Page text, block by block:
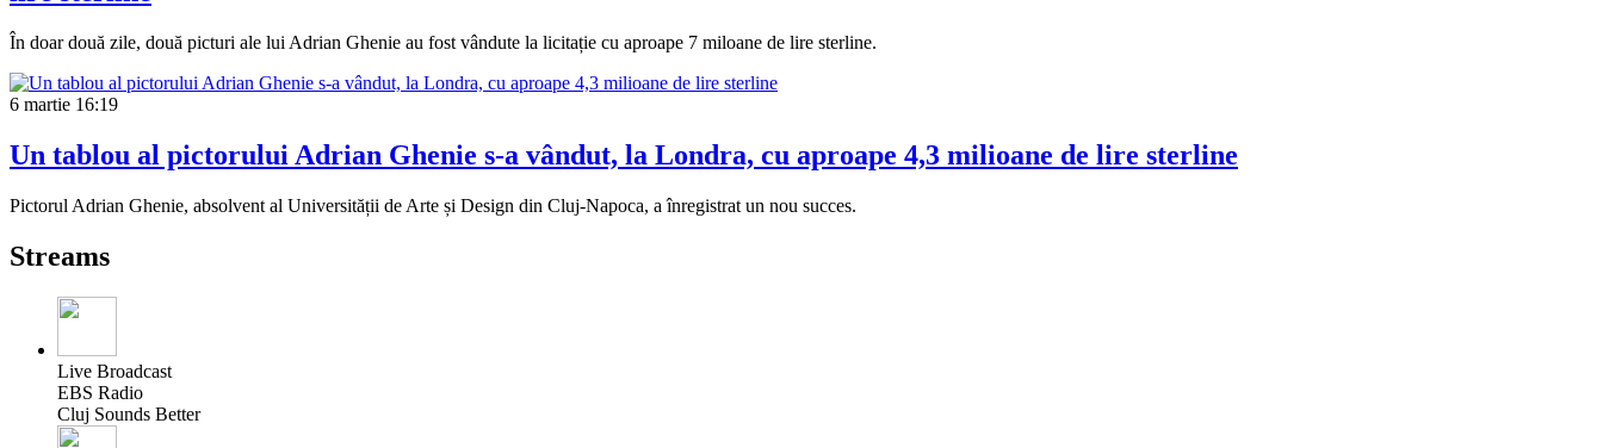
În doar două zile, două picturi ale lui Adrian Ghenie au fost vândute la licitație cu aproape 7 miloane de lire sterline.
6 martie 16:19
Un tablou al pictorului Adrian Ghenie s-a vândut, la Londra, cu aproape 4,3 milioane de lire sterline
Pictorul Adrian Ghenie, absolvent al Universității de Arte și Design din Cluj-Napoca, a înregistrat un nou succes.
Streams
Live Broadcast
EBS Radio
Cluj Sounds Better